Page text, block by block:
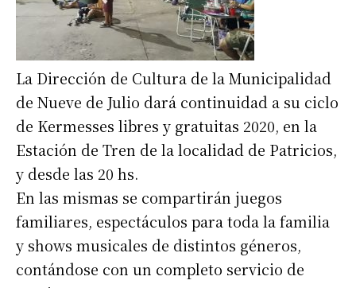
La Dirección de Cultura de la Municipalidad
de Nueve de Julio dará continuidad a su ciclo
de Kermesses libres y gratuitas 2020, en la
Estación de Tren de la localidad de Patricios,
y desde las 20 hs.
En las mismas se compartirán juegos
familiares, espectáculos para toda la familia
y shows musicales de distintos géneros,
contándose con un completo servicio de